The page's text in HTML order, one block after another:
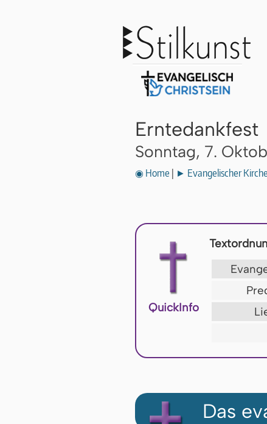
Erntedankfest
Sonntag, 7.
◉ Home ► Evangelischer
QuickInfo
Das